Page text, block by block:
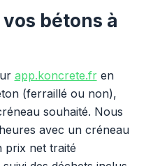
bétons à
app.koncrete.fren
(ferraillé ou non),
souhaité. Nous
avec un créneau
prix net traité